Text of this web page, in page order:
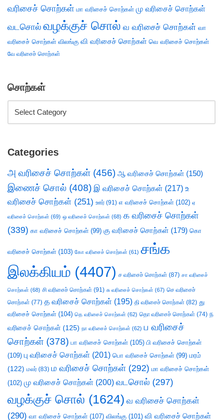
வரிசைச் சொற்கள் மா வரிசைச் சொற்கள் மு வரிசைச் சொற்கள்
வடசொல் வழக்குச் சொல் வ வரிசைச் சொற்கள் வா
வரிசைச் சொற்கள் விலங்கு வி வரிசைச் சொற்கள் வெ வரிசைச் சொற்கள்
வே வரிசைச் சொற்கள்
சொற்கள்
Categories
அ வரிசைச் சொற்கள் (456) ஆ வரிசைச் சொற்கள் (150)
இணைச் சொல் (408) இ வரிசைச் சொற்கள் (217) உ
வரிசைச் சொற்கள் (251) ஊர் (91) எ வரிசைச் சொற்கள் (102) ஏ
வரிசைச் சொற்கள் (69) ஒ வரிசைச் சொற்கள் (68) க வரிசைச் சொற்கள்
(339) கா வரிசைச் சொற்கள் (99) கு வரிசைச் சொற்கள் (179) கொ
வரிசைச் சொற்கள் (103) கோ வரிசைச் சொற்கள் (61) சங்க
இலக்கியம் (4407) ச வரிசைச் சொற்கள் (87) சா வரிசைச்
சொற்கள் (68) சி வரிசைச் சொற்கள் (91) சு வரிசைச் சொற்கள் (67) செ வரிசைச்
சொற்கள் (77) த வரிசைச் சொற்கள் (195) தி வரிசைச் சொற்கள் (82) து
வரிசைச் சொற்கள் (104) தெ வரிசைச் சொற்கள் (62) தொ வரிசைச் சொற்கள் (74) ந
வரிசைச் சொற்கள் (125) நா வரிசைச் சொற்கள் (62) ப வரிசைச்
சொற்கள் (378) பா வரிசைச் சொற்கள் (105) பி வரிசைச் சொற்கள்
(109) பு வரிசைச் சொற்கள் (201) பொ வரிசைச் சொற்கள் (99) மரம்
(122) மலர் (83) ம வரிசைச் சொற்கள் (292) மா வரிசைச் சொற்கள்
(102) மு வரிசைச் சொற்கள் (200) வடசொல் (297)
வழக்குச் சொல் (1624) வ வரிசைச் சொற்கள்
(290) வா வரிசைச் சொற்கள் (107) விலங்கு (101) வி வரிசைச் சொற்கள்